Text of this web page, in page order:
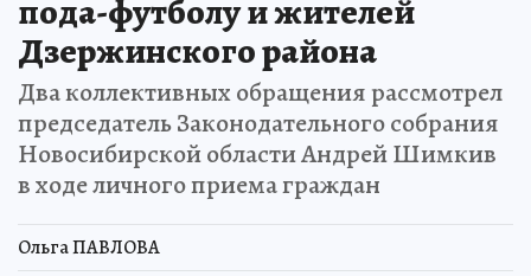
пода-футболу и жителей
Дзержинского района
Два коллективных обращения рассмотрел
председатель Законодательного собрания
Новосибирской области Андрей Шимкив
в ходе личного приема граждан
Ольга ПАВЛОВА